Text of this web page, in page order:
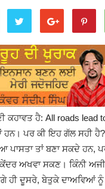
ਕਹਾਵਤ ਹੈ: All roads lead
ਪਰ ਕੀ ਇਹ ਗੱਲ ਸਹੀ ਹੈ?
ਪਾਸਤਾ ਤਾਂ ਬਣਾ ਸਕਦੇ ਹਨ,
ਅਖਵਾ ਸਕਣ। ਕਿੰਨੀ
ਹੀ ਦੂਸਰੇ, ਬੇਤੁਕੇ ਦਾਅਵਿਆਂ ਨੂੰ